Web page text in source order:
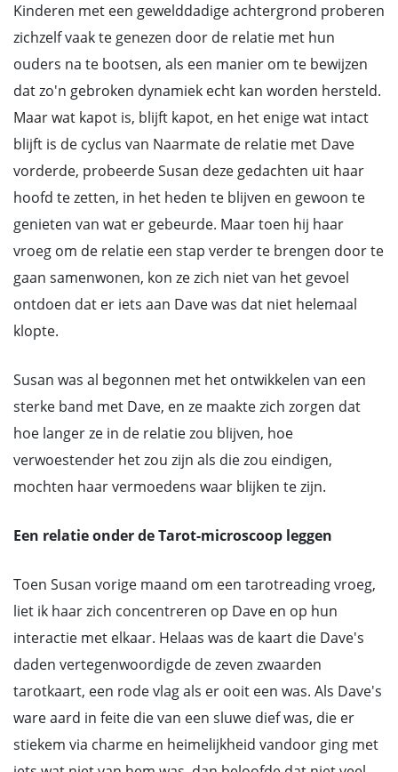
Kinderen met een gewelddadige achtergrond proberen
zichzelf vaak te genezen door de relatie met hun
ouders na te bootsen, als een manier om te bewijzen
dat zo'n gebroken dynamiek echt kan worden hersteld.
Maar wat kapot is, blijft kapot, en het enige wat intact
blijft is de cyclus van Naarmate de relatie met Dave
vorderde, probeerde Susan deze gedachten uit haar
hoofd te zetten, in het heden te blijven en gewoon te
genieten van wat er gebeurde. Maar toen hij haar
vroeg om de relatie een stap verder te brengen door te
gaan samenwonen, kon ze zich niet van het gevoel
ontdoen dat er iets aan Dave was dat niet helemaal
klopte.
Susan was al begonnen met het ontwikkelen van een
sterke band met Dave, en ze maakte zich zorgen dat
hoe langer ze in de relatie zou blijven, hoe
verwoestender het zou zijn als die zou eindigen,
mochten haar vermoedens waar blijken te zijn.
Een relatie onder de Tarot-microscoop leggen
Toen Susan vorige maand om een tarotreading vroeg,
liet ik haar zich concentreren op Dave en op hun
interactie met elkaar. Helaas was de kaart die Dave's
daden vertegenwoordigde de zeven zwaarden
tarotkaart, een rode vlag als er ooit een was. Als Dave's
ware aard in feite die van een sluwe dief was, die er
stiekem via charme en heimelijkheid vandoor ging met